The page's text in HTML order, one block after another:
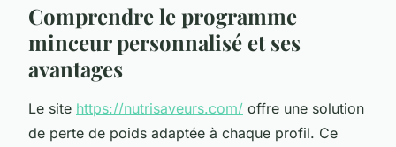
Comprendre le programme
minceur personnalisé et ses
avantages
Le site https://nutrisaveurs.com/ offre une solution
de perte de poids adaptée à chaque profil. Ce